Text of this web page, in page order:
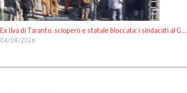
Ex Ilva di Taranto, sciopero e statale bloccata: i sindacati al G ...
04/08/2026